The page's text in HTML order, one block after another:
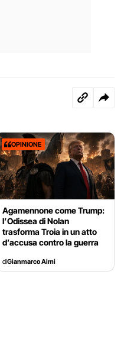
OPINIONE
Agamennone come Trump:
l’Odissea di Nolan
trasforma Troia in un atto
d’accusa contro la guerra
diGianmarco Aimi